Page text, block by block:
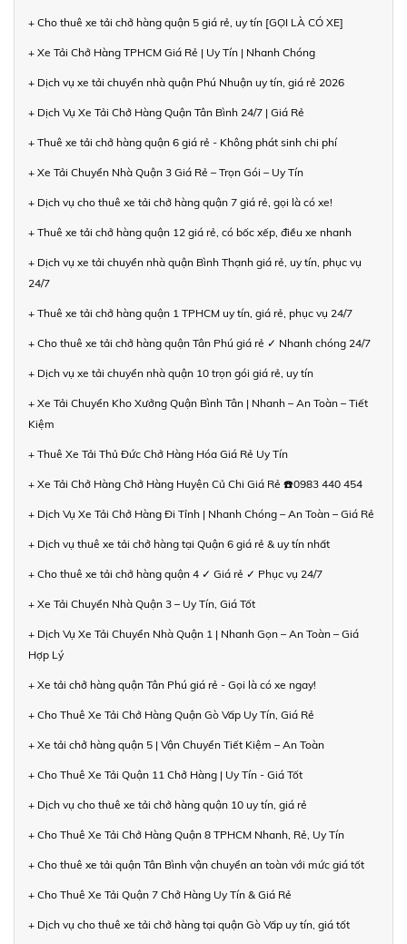
+ Cho thuê xe tải chở hàng quận 5 giá rẻ, uy tín [GỌI LÀ CÓ XE]
+ Xe Tải Chở Hàng TPHCM Giá Rẻ | Uy Tín | Nhanh Chóng
+ Dịch vụ xe tải chuyển nhà quận Phú Nhuận uy tín, giá rẻ 2026
+ Dịch Vụ Xe Tải Chở Hàng Quận Tân Bình 24/7 | Giá Rẻ
+ Thuê xe tải chở hàng quận 6 giá rẻ - Không phát sinh chi phí
+ Xe Tải Chuyển Nhà Quận 3 Giá Rẻ – Trọn Gói – Uy Tín
+ Dịch vụ cho thuê xe tải chở hàng quận 7 giá rẻ, gọi là có xe!
+ Thuê xe tải chở hàng quận 12 giá rẻ, có bốc xếp, điều xe nhanh
+ Dịch vụ xe tải chuyển nhà quận Bình Thạnh giá rẻ, uy tín, phục vụ
24/7
+ Thuê xe tải chở hàng quận 1 TPHCM uy tín, giá rẻ, phục vụ 24/7
+ Cho thuê xe tải chở hàng quận Tân Phú giá rẻ ✓ Nhanh chóng 24/7
+ Dịch vụ xe tải chuyển nhà quận 10 trọn gói giá rẻ, uy tín
+ Xe Tải Chuyển Kho Xưởng Quận Bình Tân | Nhanh – An Toàn – Tiết
Kiệm
+ Thuê Xe Tải Thủ Đức Chở Hàng Hóa Giá Rẻ Uy Tín
+ Xe Tải Chở Hàng Chở Hàng Huyện Củ Chi Giá Rẻ ☎️0983 440 454
+ Dịch Vụ Xe Tải Chở Hàng Đi Tỉnh | Nhanh Chóng – An Toàn – Giá Rẻ
+ Dịch vụ thuê xe tải chở hàng tại Quận 6 giá rẻ & uy tín nhất
+ Cho thuê xe tải chở hàng quận 4 ✓ Giá rẻ ✓ Phục vụ 24/7
+ Xe Tải Chuyển Nhà Quận 3 – Uy Tín, Giá Tốt
+ Dịch Vụ Xe Tải Chuyển Nhà Quận 1 | Nhanh Gọn – An Toàn – Giá
Hợp Lý
+ Xe tải chở hàng quận Tân Phú giá rẻ - Gọi là có xe ngay!
+ Cho Thuê Xe Tải Chở Hàng Quận Gò Vấp Uy Tín, Giá Rẻ
+ Xe tải chở hàng quận 5 | Vận Chuyển Tiết Kiệm – An Toàn
+ Cho Thuê Xe Tải Quận 11 Chở Hàng | Uy Tín - Giá Tốt
+ Dịch vụ cho thuê xe tải chở hàng quận 10 uy tín, giá rẻ
+ Cho Thuê Xe Tải Chở Hàng Quận 8 TPHCM Nhanh, Rẻ, Uy Tín
+ Cho thuê xe tải quận Tân Bình vận chuyển an toàn với mức giá tốt
+ Cho Thuê Xe Tải Quận 7 Chở Hàng Uy Tín & Giá Rẻ
+ Dịch vụ cho thuê xe tải chở hàng tại quận Gò Vấp uy tín, giá tốt